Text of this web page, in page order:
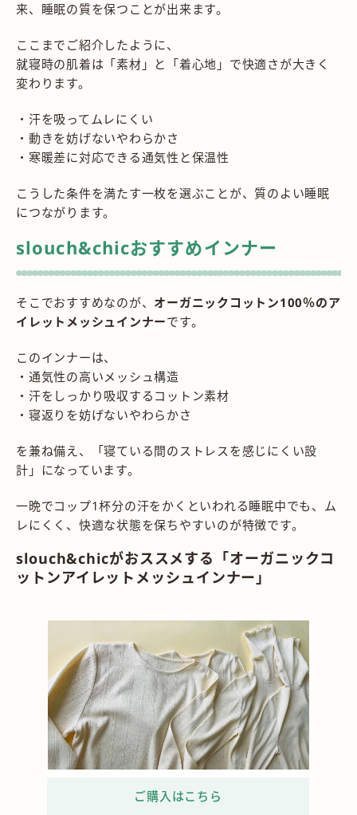
来、睡眠の質を保つことが出来ます。
ここまでご紹介したように、
就寝時の肌着は「素材」と「着心地」で快適さが大きく
変わります。
・汗を吸ってムレにくい
・動きを妨げないやわらかさ
・寒暖差に対応できる通気性と保温性
こうした条件を満たす一枚を選ぶことが、質のよい睡眠
につながります。
slouch&chicおすすめインナー
そこでおすすめなのが、 オーガニックコットン100％のア
イレットメッシュインナーです。
このインナーは、
・通気性の高いメッシュ構造
・汗をしっかり吸収するコットン素材
・寝返りを妨げないやわらかさ
を兼ね備え、「寝ている間のストレスを感じにくい設
計」になっています。
一晩でコップ1杯分の汗をかくといわれる睡眠中でも、ム
レにくく、快適な状態を保ちやすいのが特徴です。
slouch&chicがおススメする「オーガニックコ
ットンアイレットメッシュインナー」